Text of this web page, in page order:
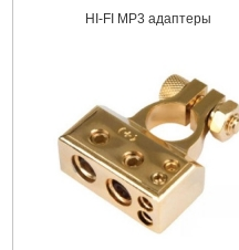
HI-FI MP3 адаптеры